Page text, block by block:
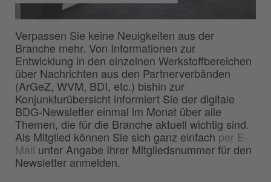
Verpassen Sie keine Neuigkeiten aus der
Branche mehr. Von Informationen zur
Entwicklung in den einzelnen Werkstoffbereichen
über Nachrichten aus den Partnerverbänden
(ArGeZ, WVM, BDI, etc.) bishin zur
Konjunkturübersicht informiert Sie der digitale
BDG-Newsletter einmal im Monat über alle
Themen, die für die Branche aktuell wichtig sind.
Als Mitglied können Sie sich ganz einfach per E-
Mail unter Angabe Ihrer Mitgliedsnummer für den
Newsletter anmelden.